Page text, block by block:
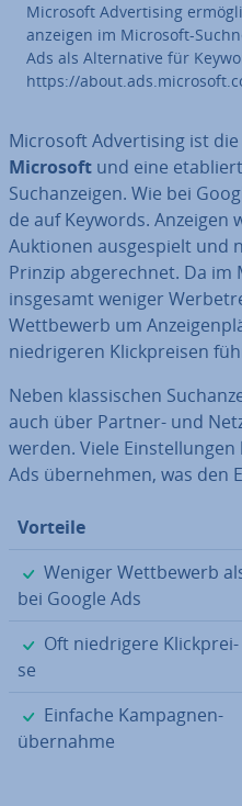
Microsoft Ad­ver­ti­sing
an­zei­gen im Microsoft-
Ads als Al­ter­na­ti­ve für
https://
Microsoft Ad­ver­ti­sing ist die
Microsoft und eine
Such­an­zei­gen. Wie bei
de auf Keywords.
Auktionen aus­ge­spielt und
Prinzip ab­ge­rech­net. Da im
insgesamt weniger
Wett­be­werb um
nied­ri­ge­ren Klick­prei­sen
Neben klas­si­schen
auch über Partner- und
werden. Viele
Ads über­neh­men, was den
Vorteile
✓
Weniger Wett­be­werb
bei Google Ads
✓
Oft nied­ri­ge­re Klick­prei­
se
✓
Einfache Kam­pa­gnen­
über­nah­me